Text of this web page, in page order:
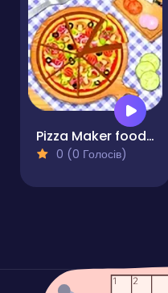
Pizza Maker food Cooking Games
0 (0 Голосів)